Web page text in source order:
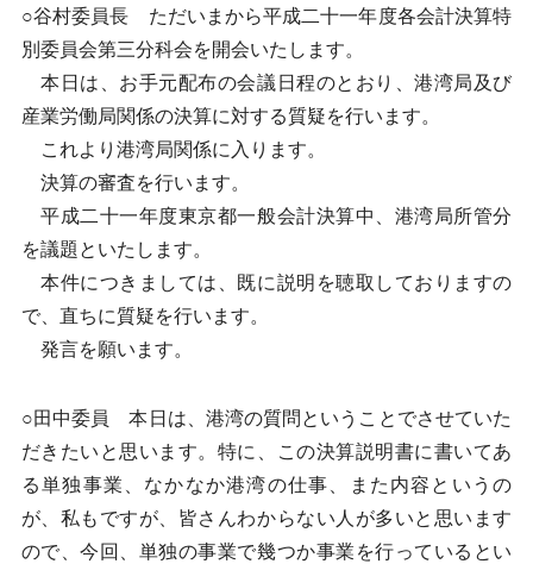
○谷村委員長 ただいまから平成二十一年度各会計決算特
別委員会第三分科会を開会いたします。
本日は、お手元配布の会議日程のとおり、港湾局及び
産業労働局関係の決算に対する質疑を行います。
これより港湾局関係に入ります。
決算の審査を行います。
平成二十一年度東京都一般会計決算中、港湾局所管分
を議題といたします。
本件につきましては、既に説明を聴取しておりますの
で、直ちに質疑を行います。
発言を願います。
○田中委員 本日は、港湾の質問ということでさせていた
だきたいと思います。特に、この決算説明書に書いてあ
る単独事業、なかなか港湾の仕事、また内容というの
が、私もですが、皆さんわからない人が多いと思います
ので、今回、単独の事業で幾つか事業を行っているとい